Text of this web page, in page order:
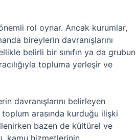
rol oynar. Ancak kurumlar,
bireylerin davranışlarını
belirli bir sınıfın ya da grubun
topluma yerleşir ve
davranışlarını belirleyen
arasında kurduğu ilişki
bazen de kültürel ve
kamu hizmetlerinin